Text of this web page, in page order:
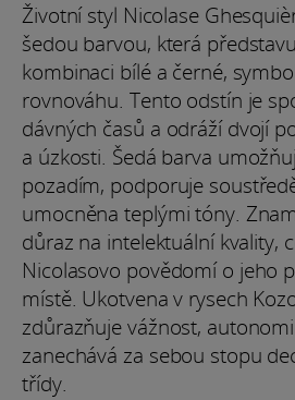
Životní styl Nicolase
šedou barvou, která
kombinaci bílé a černé,
rovnováhu. Tento odstín je
dávných časů a odráží dvojí
a úzkosti. Šedá barva
pozadím, podporuje
umocněna teplými tóny.
důraz na intelektuální kvality,
Nicolasovo povědomí o jeho
místě. Ukotvena v rysech
zdůrazňuje vážnost,
zanechává za sebou stopu
třídy.